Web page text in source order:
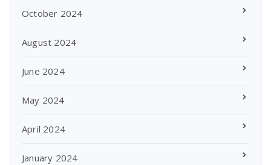
October 2024
August 2024
June 2024
May 2024
April 2024
January 2024